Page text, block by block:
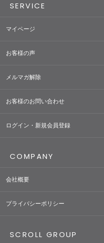
SERVICE
マイページ
お客様の声
メルマガ解除
お客様のお問い合わせ
ログイン・新規会員登録
COMPANY
会社概要
プライバシーポリシー
SCROLL GROUP